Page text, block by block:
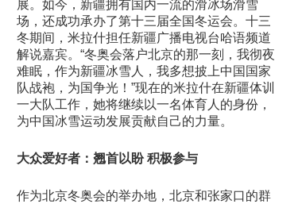
展。如今，新疆拥有国内一流的滑冰场滑雪
场，还成功承办了第十三届全国冬运会。十三
冬期间，米拉什担任新疆广播电视台哈语频道
解说嘉宾。“冬奥会落户北京的那一刻，我彻夜
难眠，作为新疆冰雪人，我多想披上中国国家
队战袍，为国争光！”现在的米拉什在新疆体训
一大队工作，她将继续以一名体育人的身份，
为中国冰雪运动发展贡献自己的力量。
大众爱好者：翘首以盼 积极参与
作为北京冬奥会的举办地，北京和张家口的群